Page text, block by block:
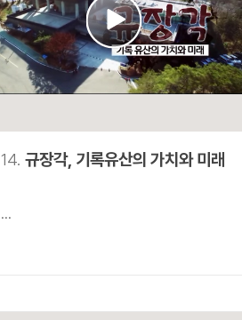
14. 규장각, 기록유산의 가치와 미래
...